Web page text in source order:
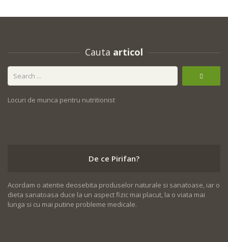
Cauta articol
Locuri de munca pentru nutritionist
De ce Pirifan?
Acordam o atentie deosebita produselor naturale si sanatoase, iar o
dieta sanatoasa duce la un aspect fizic mai placut, la o viata mai
lunga si cu mai putine probleme medicale.